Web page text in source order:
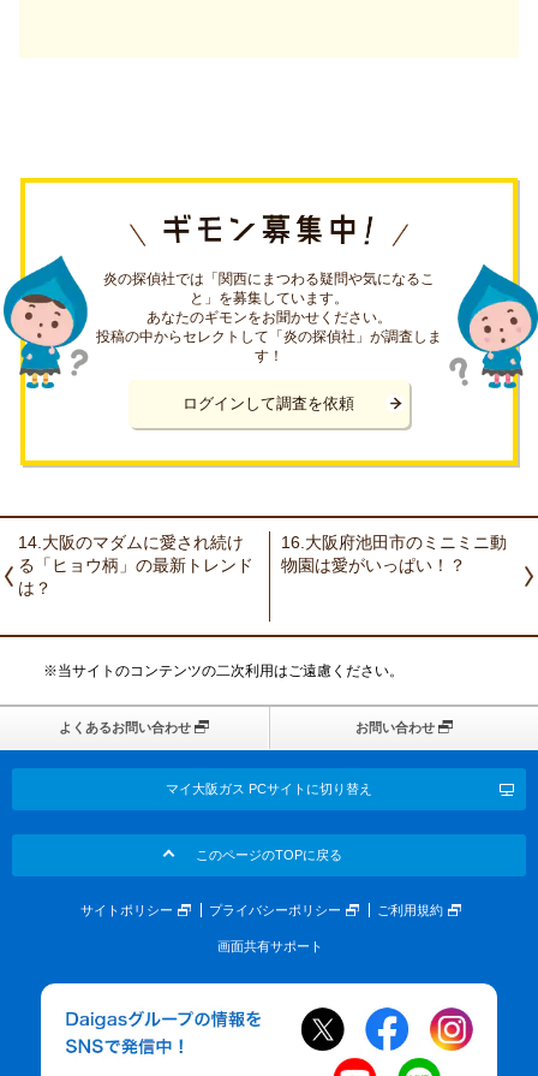
炎の探偵社では「関西にまつわる疑問や気になるこ
と」を募集しています。
あなたのギモンをお聞かせください。
投稿の中からセレクトして「炎の探偵社」が調査しま
す！
ログインして調査を依頼
14.大阪のマダムに愛され続け
る「ヒョウ柄」の最新トレンド
は？
16.大阪府池田市のミニミニ動
物園は愛がいっぱい！？
※当サイトのコンテンツの二次利用はご遠慮ください。
よくあるお問い合わせ お問い合わせ
マイ大阪ガス PCサイトに切り替え
このページのTOPに戻る
サイトポリシー プライバシーポリシー ご利用規約
画面共有サポート